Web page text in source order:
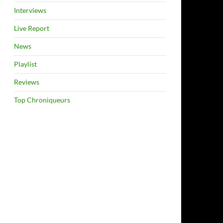
Interviews
Live Report
News
Playlist
Reviews
Top Chroniqueurs